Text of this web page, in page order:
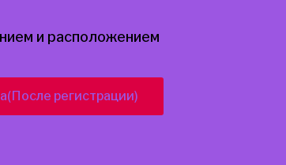
и расположением
регистрации)